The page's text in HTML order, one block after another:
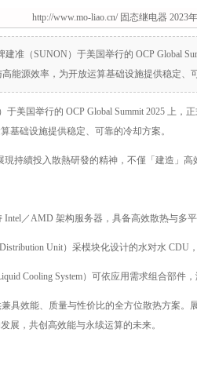
http://www.mo-liao.cn/固态继电器 2023
建准（SUNON）于美国举行的 OCP Global
能源效率，为开放运算基础设施提供稳定、
美国举行的 OCP Global Summit 2025 上
基础设施提供稳定、可靠的冷却方案。
現持續投入散熱研發的精神，不僅「建造」
Intel／AMD 架构服务器，具备高效散热与多平
Unit）采模块化设计的水对水 CDU
Cooling System）可依应用需求组合部件，
具效能、质量与性价比的全方位散热方案
展，共创高效能与永续运算的未来。